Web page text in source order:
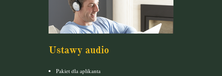
Ustawy audio
Pakiet dla aplikanta